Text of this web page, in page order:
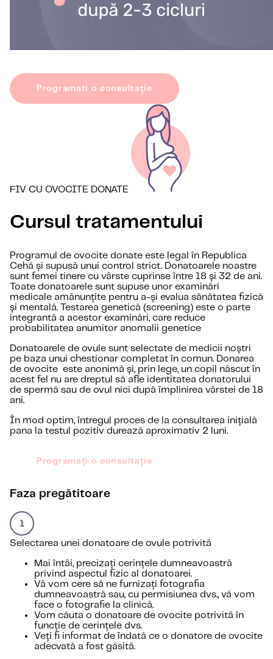
Programati o consultație
FIV CU OVOCITE DONATE
Cursul tratamentului
Programul de ovocite donate este legal în Republica
Cehă și supusă unui control strict. Donatoarele noastre
sunt femei tinere cu vârste cuprinse între 18 și 32 de ani.
Toate donatoarele sunt supuse unor examinări
medicale amănunțite pentru a-și evalua sănătatea fizică
și mentală. Testarea genetică (screening) este o parte
integrantă a acestor examinări, care reduce
probabilitatea anumitor anomalii genetice
Donatoarele de ovule sunt selectate de medicii noștri
pe baza unui chestionar completat în comun. Donarea
de ovocite este anonimă și, prin lege, un copil născut în
acest fel nu are dreptul să afle identitatea donatorului
de spermă sau de ovul nici după împlinirea vârstei de 18
ani.
În mod optim, întregul proces de la consultarea inițială
pana la testul pozitiv durează aproximativ 2 luni.
Programați o consultație
Faza pregătitoare
Selectarea unei donatoare de ovule potrivită
Mai întâi, precizați cerințele dumneavoastră
privind aspectul fizic al donatoarei.
Vă vom cere să ne furnizați fotografia
dumneavoastră sau, cu permisiunea dvs., vă vom
face o fotografie la clinică.
Vom căuta o donatoare de ovocite potrivită în
funcție de cerințele dvs.
Veți fi informat de îndată ce o donatore de ovocite
adecvată a fost găsită.